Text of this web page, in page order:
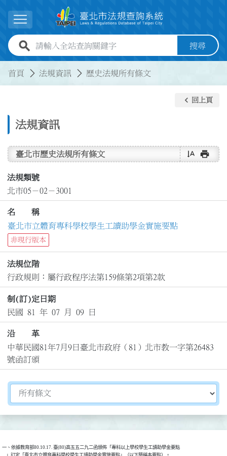
展開選單
全站查詢關鍵字欄位 搜尋
首頁 法規資訊 歷史法規所有條文
法規資訊
keyboard_arrow_left 回上頁
臺北市歷史法規所有條文 text_rotate_vertical print
法規類號
北市05－02－3001
名 稱
臺北市立體育專科學校學生工讀助學金實施要點
非現行版本
法規位階
行政規則：屬行政程序法第159條第2項第2款
制(訂)定日期
民國 81 年 07 月 09 日
沿 革
中華民國81年7月9日臺北市政府（81）北市教一字第26483
號函訂頒
切換選擇法規資訊內容
一、依據教育部80.10.17. 臺(80)高五五二九二函頒佈「專科以上學校學生工讀助學金要點
    」訂定「臺北市立體育專科學校學生工讀助學金實施要點」（以下簡稱本要點）。